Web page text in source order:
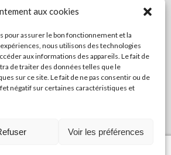
aux cookies
pour assurer le bon fonctionnement et la
nous utilisons des technologies
aux informations des appareils. Le fait de
de traiter des données telles que le
sur ce site. Le fait de ne pas consentir ou de
négatif sur certaines caractéristiques et
Voir les préférences